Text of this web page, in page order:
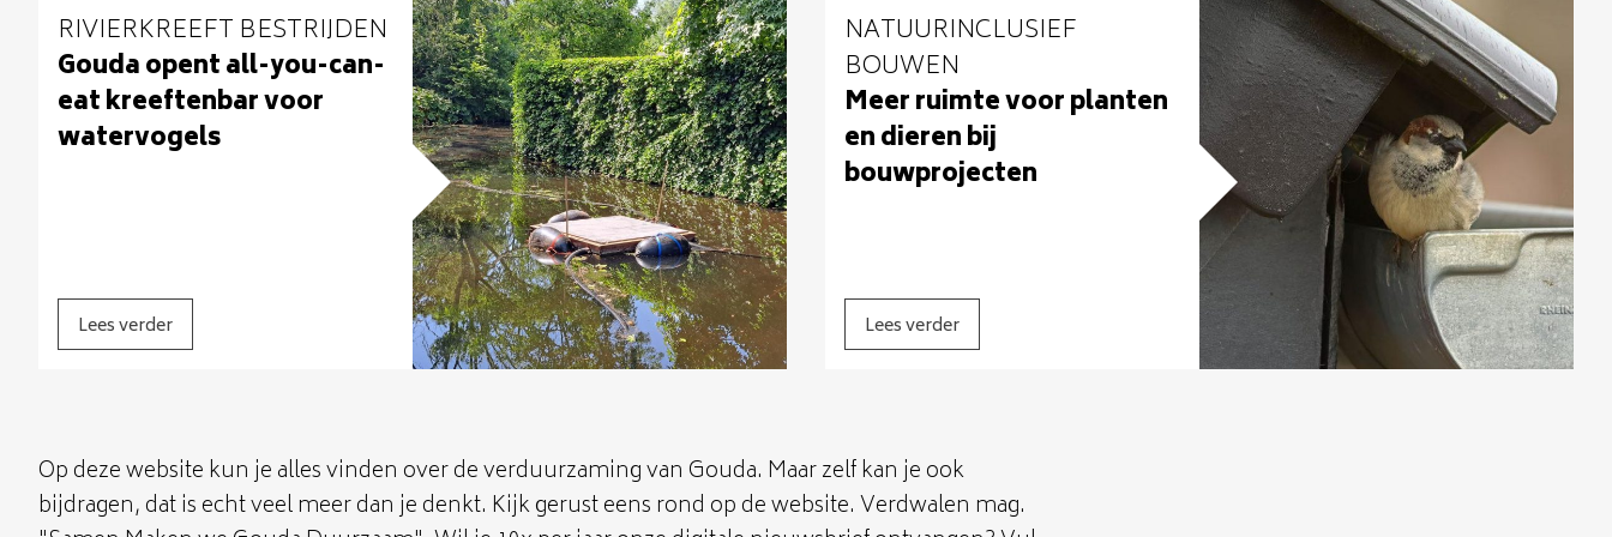
RIVIERKREEFT BESTRIJDEN
Gouda opent all-you-can-
eat kreeftenbar voor
watervogels
Lees verder
NATUURINCLUSIEF
BOUWEN
Meer ruimte voor planten
en dieren bij
bouwprojecten
Lees verder
Op deze website kun je alles vinden over de verduurzaming van Gouda. Maar zelf kan je ook
bijdragen, dat is echt veel meer dan je denkt. Kijk gerust eens rond op de website. Verdwalen mag.